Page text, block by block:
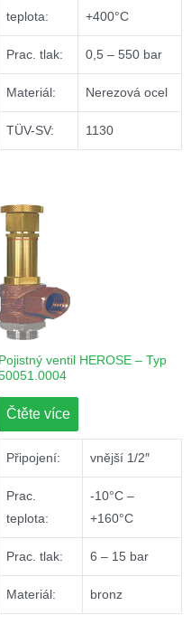
teplota:
+400°C
Prac. tlak: 0,5 – 550 bar
Materiál: Nerezová ocel
TÜV-SV: 1130
Pojistný ventil HEROSE – Typ
Čtěte více
Připojení: vnější 1/2″
Prac.
teplota:
-10°C –
+160°C
Prac. tlak: 6 – 15 bar
Materiál: bronz